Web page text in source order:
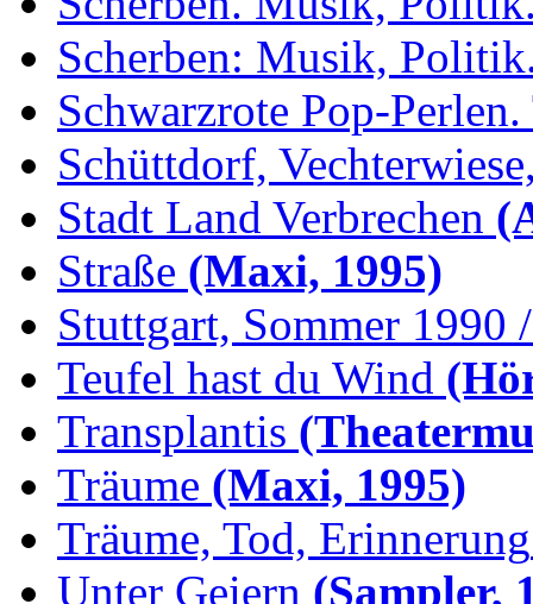
Scherben: Musik,
Schwarzrote Pop-
Schüttdorf,
Stadt Land Verbrechen
Straße (Maxi, 1995)
Stuttgart, Sommer 1990
Teufel hast du Wind
Transplantis
Träume (Maxi, 1995)
Träume, Tod, Erinnerung
Unter Geiern (Sampler,